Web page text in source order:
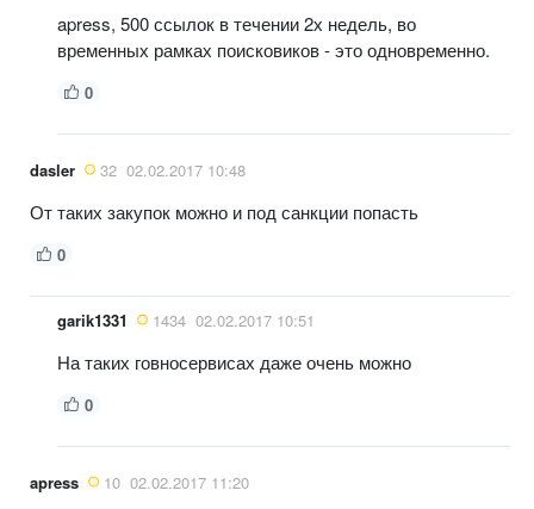
apress, 500 ссылок в течении 2х недель, во
временных рамках поисковиков - это одновременно.
0
dasler 32 02.02.2017 10:48
От таких закупок можно и под санкции попасть
0
garik1331 1434 02.02.2017 10:51
На таких говносервисах даже очень можно
0
apress 10 02.02.2017 11:20